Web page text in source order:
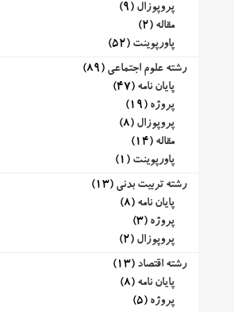
پروپوزال (9)
مقاله (2)
پاورپوینت (52)
رشته علوم اجتماعی (89)
پایان نامه (47)
پروژه (19)
پروپوزال (8)
مقاله (14)
پاورپوینت (1)
رشته تربیت بدنی (13)
پایان نامه (8)
پروژه (3)
پروپوزال (2)
رشته اقتصاد (13)
پایان نامه (8)
پروژه (5)